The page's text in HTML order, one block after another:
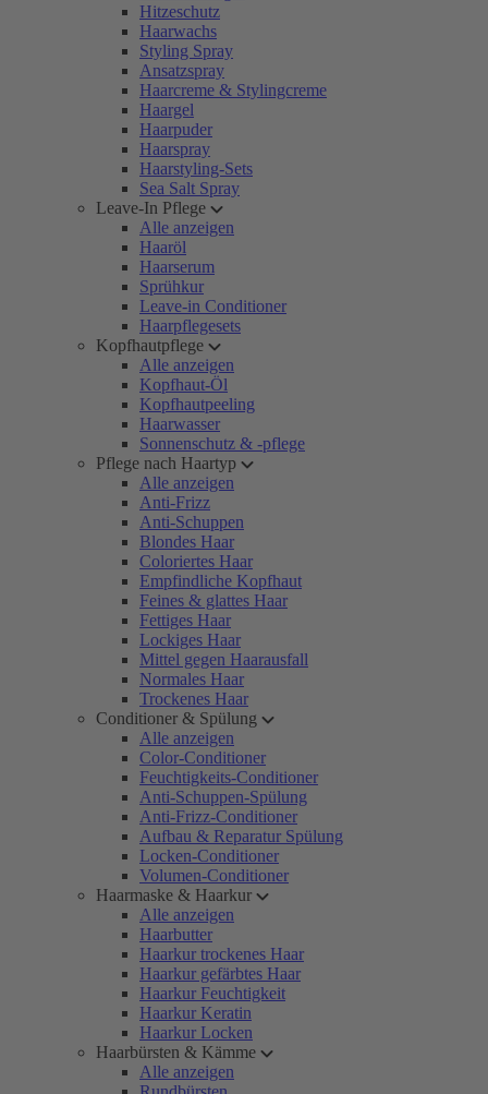
Hitzeschutz
Haarwachs
Styling Spray
Ansatzspray
Haarcreme & Stylingcreme
Haargel
Haarpuder
Haarspray
Haarstyling-Sets
Sea Salt Spray
Leave-In Pflege
Alle anzeigen
Haaröl
Haarserum
Sprühkur
Leave-in Conditioner
Haarpflegesets
Kopfhautpflege
Alle anzeigen
Kopfhaut-Öl
Kopfhautpeeling
Haarwasser
Sonnenschutz & -pflege
Pflege nach Haartyp
Alle anzeigen
Anti-Frizz
Anti-Schuppen
Blondes Haar
Coloriertes Haar
Empfindliche Kopfhaut
Feines & glattes Haar
Fettiges Haar
Lockiges Haar
Mittel gegen Haarausfall
Normales Haar
Trockenes Haar
Conditioner & Spülung
Alle anzeigen
Color-Conditioner
Feuchtigkeits-Conditioner
Anti-Schuppen-Spülung
Anti-Frizz-Conditioner
Aufbau & Reparatur Spülung
Locken-Conditioner
Volumen-Conditioner
Haarmaske & Haarkur
Alle anzeigen
Haarbutter
Haarkur trockenes Haar
Haarkur gefärbtes Haar
Haarkur Feuchtigkeit
Haarkur Keratin
Haarkur Locken
Haarbürsten & Kämme
Alle anzeigen